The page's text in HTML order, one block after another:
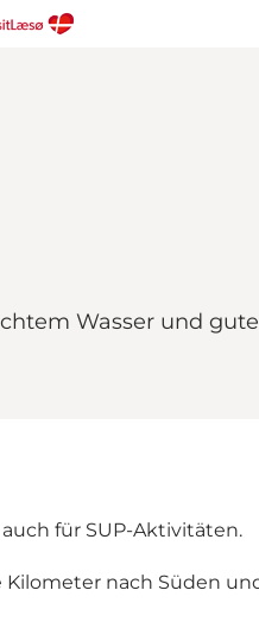
Wasser und
für SUP-Aktivitäten.
nach Süden